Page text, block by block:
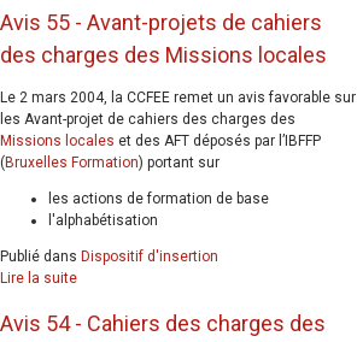
Avis 55 - Avant-projets de cahiers
des charges des Missions locales
Le 2 mars 2004, la CCFEE remet un avis favorable sur
les Avant-projet de cahiers des charges des
Missions locales et des AFT déposés par l’IBFFP
( Bruxelles Formation) portant sur
les actions de formation de base
l'alphabétisation
Publié dans Dispositif d'insertion
Lire la suite
Avis 54 - Cahiers des charges des